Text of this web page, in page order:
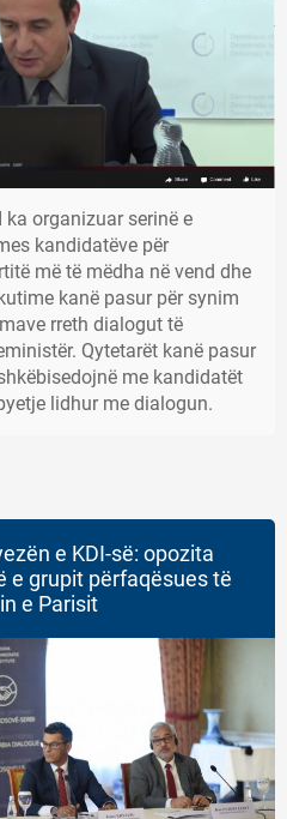
organizuar serinë e
kandidatëve për
më të mëdha në vend dhe
kanë pasur për synim
rreth dialogut të
Qytetarët kanë pasur
me kandidatët
lidhur me dialogun.
e KDI-së: opozita
e grupit përfaqësues të
e Parisit